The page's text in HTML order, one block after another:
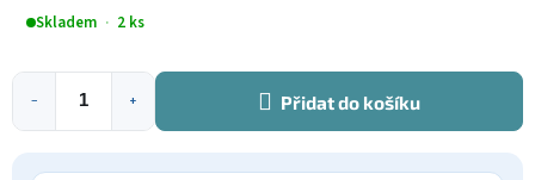
Měrná
cena:
Skladem 2 ks
+
− Přidat do košíku